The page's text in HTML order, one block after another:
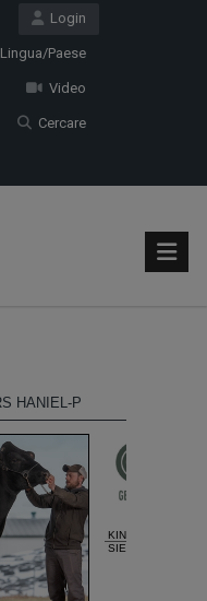
Login
Lingua/Paese
Video
Cercare